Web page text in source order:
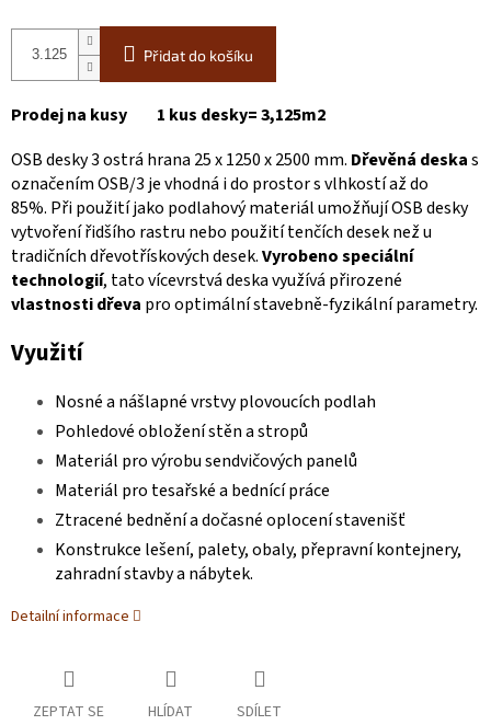
Přidat do košíku
Prodej na kusy 1 kus desky= 3,125m2
OSB desky 3 ostrá hrana 25 x 1250 x 2500 mm. Dřevěná deskas
označením OSB/3 je vhodná i do prostor s vlhkostí až do
85%. Při použití jako podlahový materiál umožňují OSB desky
vytvoření řidšího rastru nebo použití tenčích desek než u
tradičních dřevotřískových desek.Vyrobeno speciální
technologií, tato vícevrstvá deska využívá přirozené
vlastnosti dřeva pro optimální stavebně-fyzikální parametry.
Využití
Nosné a nášlapné vrstvy plovoucích podlah
Pohledové obložení stěn a stropů
Materiál pro výrobu sendvičových panelů
Materiál pro tesařské a bednící práce
Ztracené bednění a dočasné oplocení stavenišť
Konstrukce lešení, palety, obaly, přepravní kontejnery,
zahradní stavby a nábytek.
Detailní informace
ZEPTAT SE HLÍDAT SDÍLET